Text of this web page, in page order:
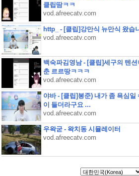
클립땀ㅋㅋ
vod.afreecatv.com
http_ - [클립]강만식 뉴만식 왔습
vod.afreecatv.com
백숙파김영남 - [클립]세구의 텐
춘 르르땅ㅋㅋㅋ
vod.afreecatv.com
야바 - [클립]봉준) 내가 좀 욕심일
이 들더라구요 ...
vod.afreecatv.com
우왁굳 - 왁치동 시뮬레이터
vod.afreecatv.com